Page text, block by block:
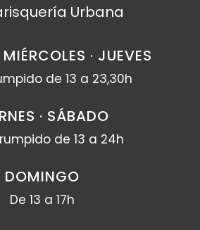
Urbana
· JUEVES
de 13 a 23,30h
· SÁBADO
de 13 a 24h
DOMINGO
De 13 a 17h